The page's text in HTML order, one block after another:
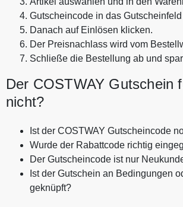
Gutscheincode in das
Danach auf Einlösen klicken.
Der Preisnachlass wird vom
Schließe die Bestellung ab und
Der COSTWAY Gutschein
nicht?
Ist der COSTWAY Gutscheincode
Wurde der Rabattcode richtig
Der Gutscheincode ist nur
Ist der Gutschein an Bedingungen
geknüpft?